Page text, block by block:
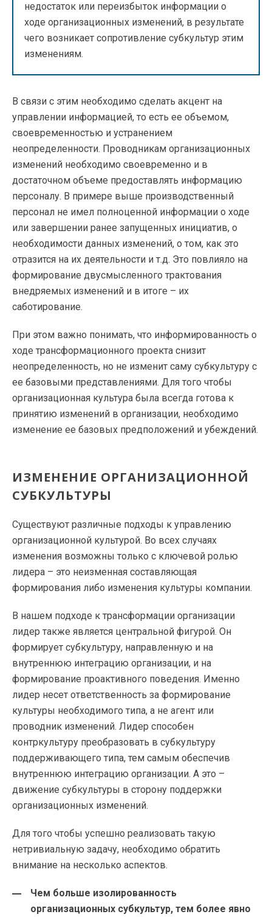
недостаток или переизбыток информации о
ходе организационных изменений, в результате
чего возникает сопротивление субкультур этим
изменениям.
В связи с этим необходимо сделать акцент на
управлении информацией, то есть ее объемом,
своевременностью и устранением
неопределенности. Проводникам организационных
изменений необходимо своевременно и в
достаточном объеме предоставлять информацию
персоналу. В примере выше производственный
персонал не имел полноценной информации о ходе
или завершении ранее запущенных инициатив, о
необходимости данных изменений, о том, как это
отразится на их деятельности и т.д. Это повлияло на
формирование двусмысленного трактования
внедряемых изменений и в итоге – их
саботирование.
При этом важно понимать, что информированность о
ходе трансформационного проекта снизит
неопределенность, но не изменит саму субкультуру с
ее базовыми представлениями. Для того чтобы
организационная культура была всегда готова к
принятию изменений в организации, необходимо
изменение ее базовых предположений и убеждений.
ИЗМЕНЕНИЕ ОРГАНИЗАЦИОННОЙ
СУБКУЛЬТУРЫ
Существуют различные подходы к управлению
организационной культурой. Во всех случаях
изменения возможны только с ключевой ролью
лидера – это неизменная составляющая
формирования либо изменения культуры компании.
В нашем подходе к трансформации организации
лидер также является центральной фигурой. Он
формирует субкультуру, направленную и на
внутреннюю интеграцию организации, и на
формирование проактивного поведения. Именно
лидер несет ответственность за формирование
культуры необходимого типа, а не агент или
проводник изменений. Лидер способен
контркультуру преобразовать в субкультуру
поддерживающего типа, тем самым обеспечив
внутреннюю интеграцию организации. А это –
движение субкультуры в сторону поддержки
организационных изменений.
Для того чтобы успешно реализовать такую
нетривиальную задачу, необходимо обратить
внимание на несколько аспектов.
Чем больше изолированность
организационных субкультур, тем более явно